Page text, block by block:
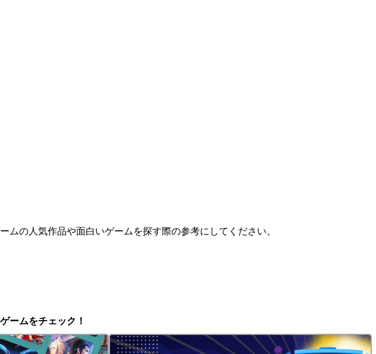
の人気作品や面白いゲームを探す際の参考にしてください。
ームをチェック！